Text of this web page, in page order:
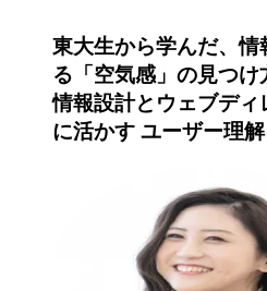
東大生から学んだ、情
る「空気感」の見つけ
情報設計とウェブディ
に活かす ユーザー理解